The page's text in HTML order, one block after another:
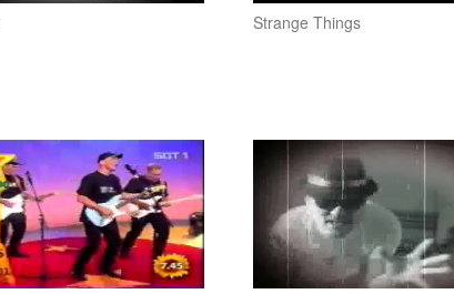
Strange Things